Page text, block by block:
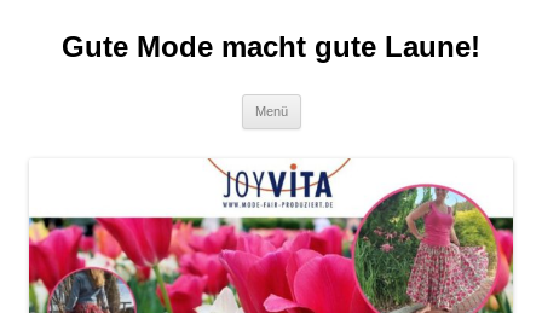
springenGute Mode macht gute Laune!
Menü